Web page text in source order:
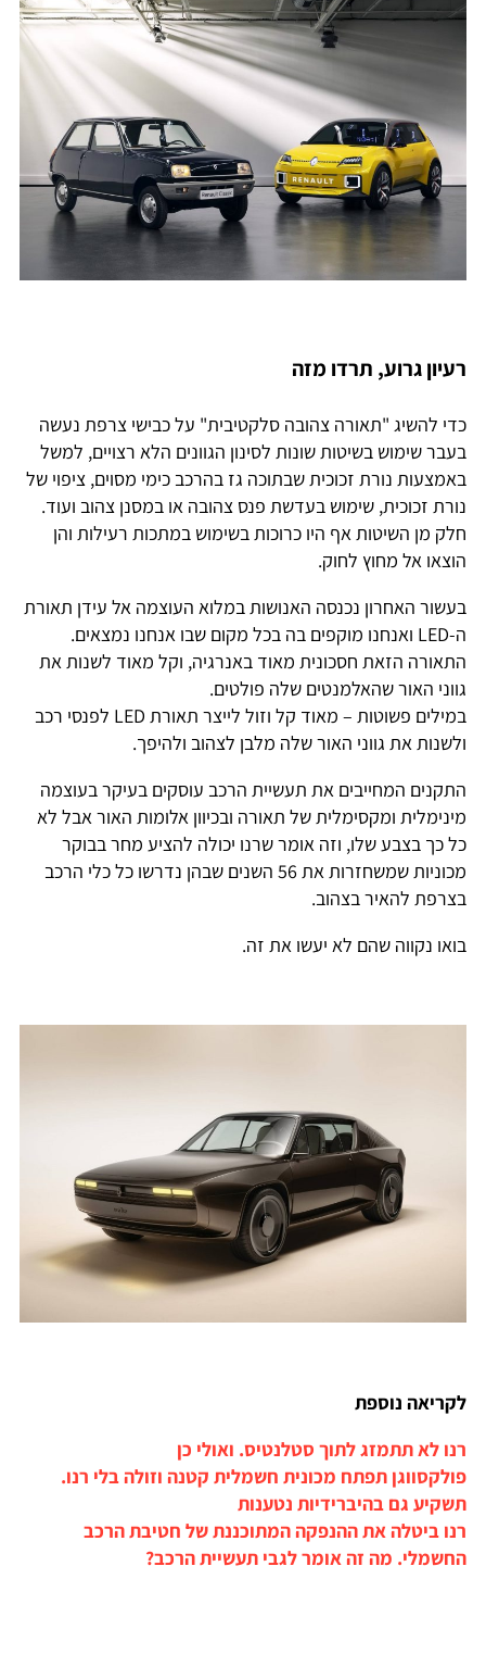
רעיון גרוע, תרדו מזה
כדי להשיג "תאורה צהובה סלקטיבית" על כבישי צרפת נעשה
בעבר שימוש בשיטות שונות לסינון הגוונים הלא רצויים, למשל
באמצעות נורת זכוכית שבתוכה גז בהרכב כימי מסוים, ציפוי של
נורת זכוכית, שימוש בעדשת פנס צהובה או במסנן צהוב ועוד.
חלק מן השיטות אף היו כרוכות בשימוש במתכות רעילות והן
הוצאו אל מחוץ לחוק.
בעשור האחרון נכנסה האנושות במלוא העוצמה אל עידן תאורת
ה-LED ואנחנו מוקפים בה בכל מקום שבו אנחנו נמצאים.
התאורה הזאת חסכונית מאוד באנרגיה, וקל מאוד לשנות את
גווני האור שהאלמנטים שלה פולטים.
במילים פשוטות – מאוד קל וזול לייצר תאורת LED לפנסי רכב
ולשנות את גווני האור שלה מלבן לצהוב ולהיפך.
התקנים המחייבים את תעשיית הרכב עוסקים בעיקר בעוצמה
מינימלית ומקסימלית של תאורה ובכיוון אלומות האור אבל לא
כל כך בצבע שלו, וזה אומר שרנו יכולה להציע מחר בבוקר
מכוניות שמשחזרות את 56 השנים שבהן נדרשו כל כלי הרכב
בצרפת להאיר בצהוב.
בואו נקווה שהם לא יעשו את זה.
לקריאה נוספת
רנו לא תתמזג לתוך סטלנטיס. ואולי כן
פולקסווגן תפתח מכונית חשמלית קטנה וזולה בלי רנו.
תשקיע גם בהיברידיות נטענות
רנו ביטלה את ההנפקה המתוכננת של חטיבת הרכב
החשמלי. מה זה אומר לגבי תעשיית הרכב?